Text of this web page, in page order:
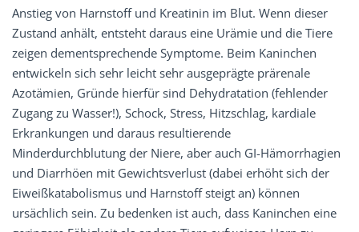
Anstieg von Harnstoff und Kreatinin im Blut. Wenn dieser
Zustand anhält, entsteht daraus eine Urämie und die Tiere
zeigen dementsprechende Symptome. Beim Kaninchen
entwickeln sich sehr leicht sehr ausgeprägte prärenale
Azotämien, Gründe hierfür sind Dehydratation (fehlender
Zugang zu Wasser!), Schock, Stress, Hitzschlag, kardiale
Erkrankungen und daraus resultierende
Minderdurchblutung der Niere, aber auch GI-Hämorrhagien
und Diarrhöen mit Gewichtsverlust (dabei erhöht sich der
Eiweißkatabolismus und Harnstoff steigt an) können
ursächlich sein. Zu bedenken ist auch, dass Kaninchen eine